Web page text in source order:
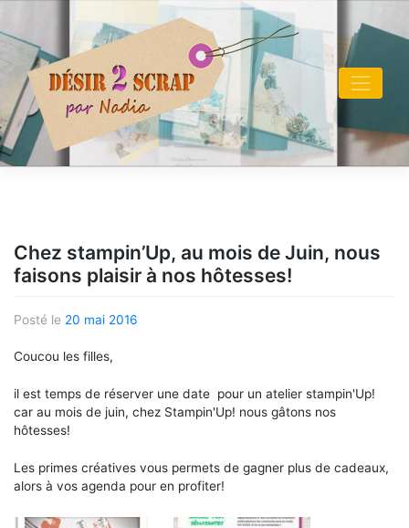
content
Chez stampin’Up, au mois de Juin, nous
faisons plaisir à nos hôtesses!
Posté le 20 mai 2016
Coucou les filles,
il est temps de réserver une date pour un atelier stampin'Up!
car au mois de juin, chez Stampin'Up! nous gâtons nos
hôtesses!
Les primes créatives vous permets de gagner plus de cadeaux,
alors à vos agenda pour en profiter!